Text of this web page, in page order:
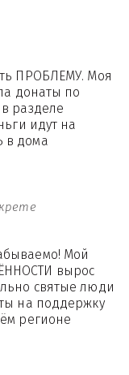
ПРОБЛЕМУ. Моя
донаты по
разделе
идут на
в дома
Мой
вырос
святые люди
на поддержку
регионе